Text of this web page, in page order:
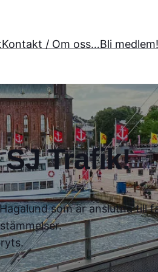
Kontakt / Om oss…Bli medlem!
Trafik!
som är anslutna till